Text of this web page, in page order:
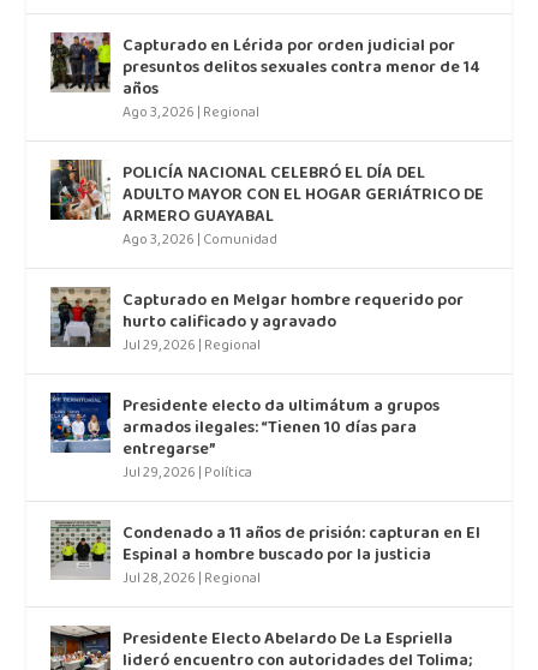
Capturado en Lérida por orden judicial por
presuntos delitos sexuales contra menor de 14
años
Ago 3, 2026 | Regional
POLICÍA NACIONAL CELEBRÓ EL DÍA DEL
ADULTO MAYOR CON EL HOGAR GERIÁTRICO DE
ARMERO GUAYABAL
Ago 3, 2026 | Comunidad
Capturado en Melgar hombre requerido por
hurto calificado y agravado
Jul 29, 2026 | Regional
Presidente electo da ultimátum a grupos
armados ilegales: “Tienen 10 días para
entregarse”
Jul 29, 2026 | Política
Condenado a 11 años de prisión: capturan en El
Espinal a hombre buscado por la justicia
Jul 28, 2026 | Regional
Presidente Electo Abelardo De La Espriella
lideró encuentro con autoridades del Tolima;